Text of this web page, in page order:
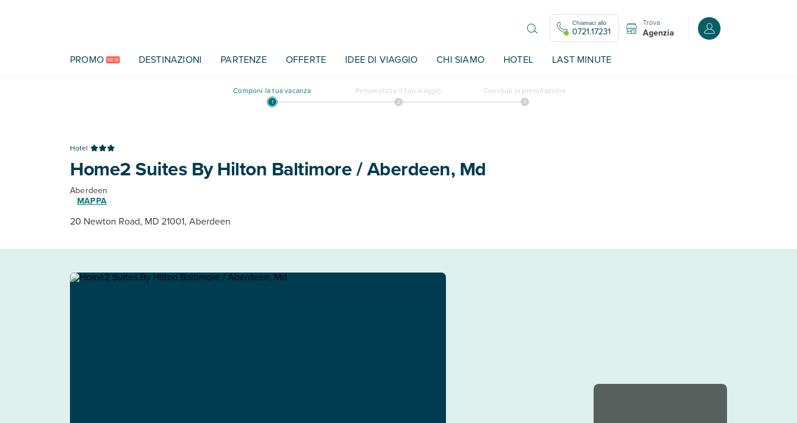
Chiamaci allo
0721.17231
Trova
Agenzia Accedi o registrati
PROMO NEW DESTINAZIONI PARTENZE OFFERTE IDEE DI VIAGGIO CHI SIAMO HOTEL LAST MINUTE
Componi la tua vacanza Personalizza il tuo viaggio Concludi la prenotazione
Hotel
Home2 Suites By Hilton Baltimore / Aberdeen, Md
Aberdeen
MAPPA
20 Newton Road, MD 21001, Aberdeen